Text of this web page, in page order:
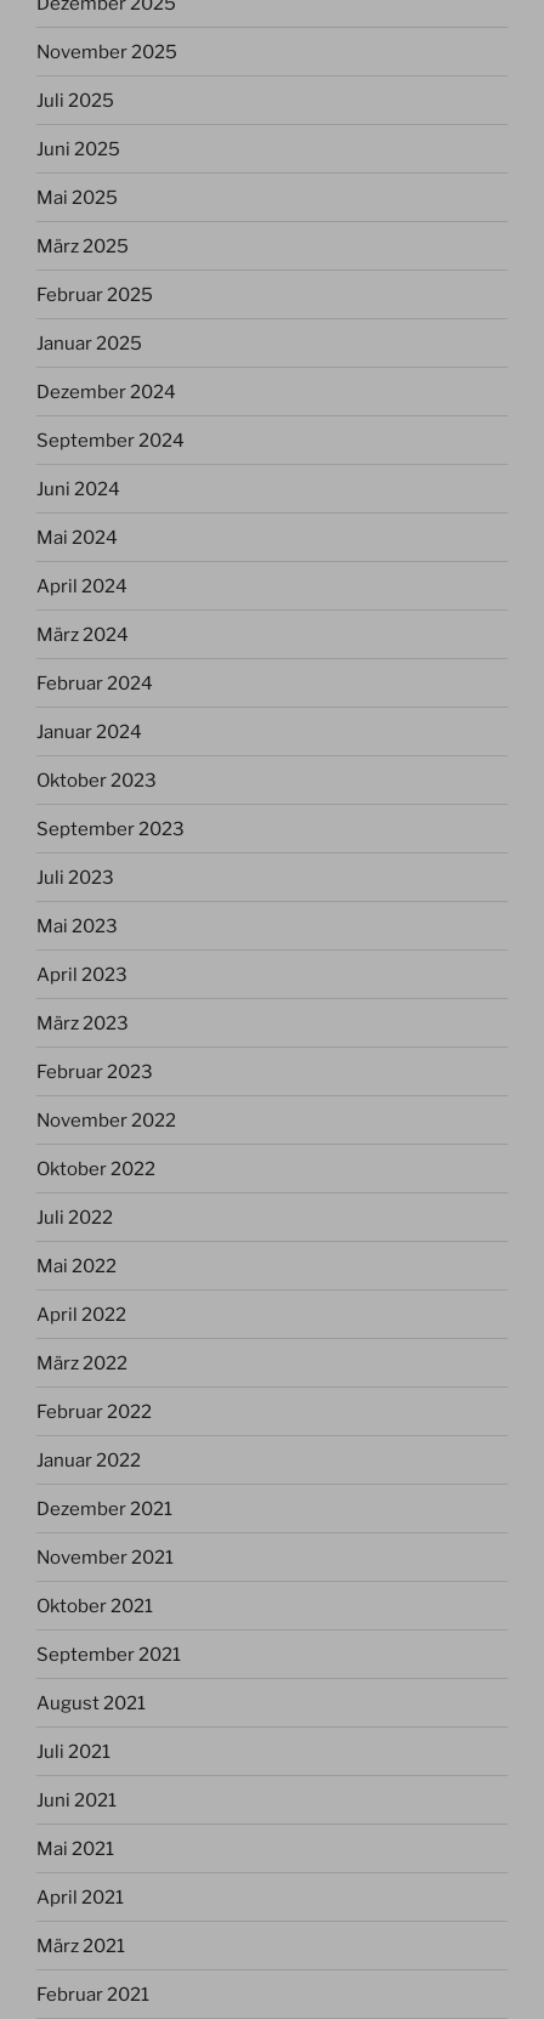
November 2025
Juli 2025
Juni 2025
Mai 2025
März 2025
Februar 2025
Januar 2025
Dezember 2024
September 2024
Juni 2024
Mai 2024
April 2024
März 2024
Februar 2024
Januar 2024
Oktober 2023
September 2023
Juli 2023
Mai 2023
April 2023
März 2023
Februar 2023
November 2022
Oktober 2022
Juli 2022
Mai 2022
April 2022
März 2022
Februar 2022
Januar 2022
Dezember 2021
November 2021
Oktober 2021
September 2021
August 2021
Juli 2021
Juni 2021
Mai 2021
April 2021
März 2021
Februar 2021